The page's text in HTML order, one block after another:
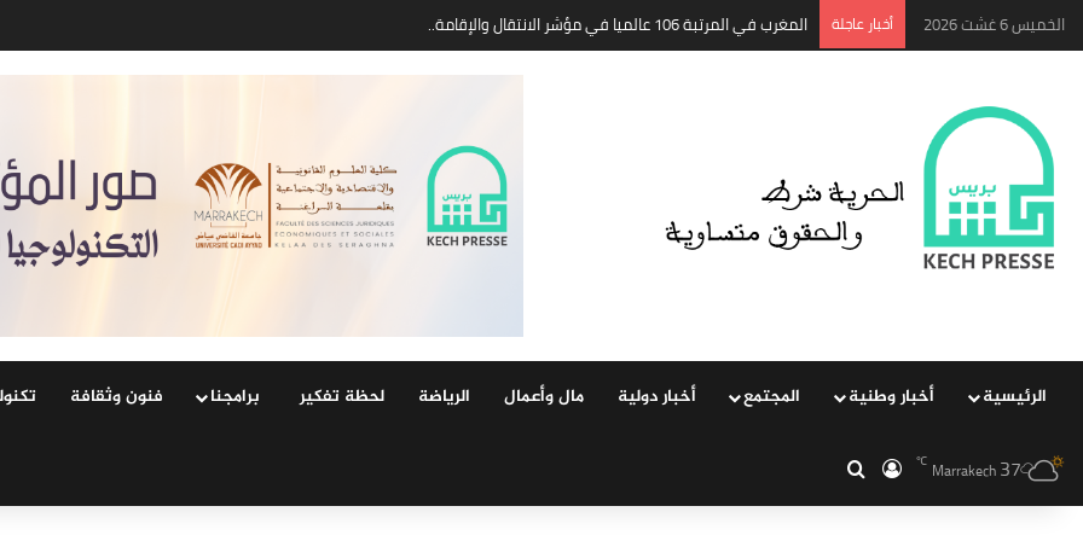
الخميس 6 غشت 2026 ‏أخبار عاجلة المغرب في المرتبة 106 عالميا في مؤشر الانتقال والإقامة..
الرئيسية ‏أخبار وطنية المجتمع ‏أخبار دولية مال وأعمال الرياضة لحظة تفكير ‏ ‏برامجنا فنون وثقافة
Marrakech37
℃ ‏الدخولبحث عن